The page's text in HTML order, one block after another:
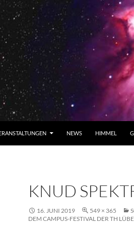
NEWS HIMMEL
KNUD
16. JUNI 2019 549 × 365
DEM CAMPUS-FESTIVAL DER TH